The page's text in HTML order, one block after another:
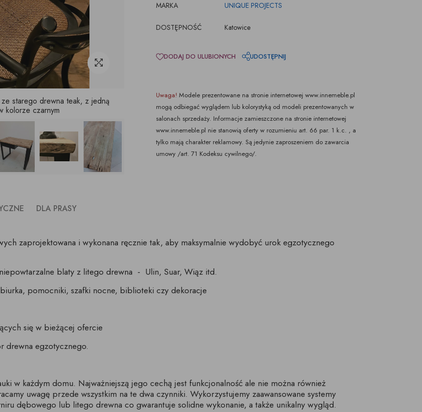
starego drewna teak, z jedną
kolorze czarnym
MARKA
UNIQUE PROJECTS
DOSTĘPNOŚĆ Katowice
DODAJ DO ULUBIONYCH UDOSTĘPNIJ
Uwaga! Modele prezentowane na stronie internetowej www.innemeble.pl
mogą odbiegać wyglądem lub kolorystyką od modeli prezentowanych w
salonach sprzedaży. Informacje zamieszczone na stronie internetowej
www.innemeble.pl nie stanowią oferty w rozumieniu art. 66 par. 1 k.c. , a
tylko mają charakter reklamowy. Są jedynie zaproszeniem do zawarcia
umowy /art. 71 Kodeksu cywilnego/.
DLA PRASY
zaprojektowana i wykonana ręcznie tak, aby maksymalnie wydobyć urok egzotycznego
blaty z litego drewna - Ulin, Suar, Wiąz itd.
pomocniki, szafki nocne, biblioteki czy dekoracje
się w bieżącej ofercie
drewna egzotycznego.
w każdym domu. Najważniejszą jego cechą jest funkcjonalność ale nie można również
uwagę przede wszystkim na te dwa czynniki. Wykorzystujemy zaawansowane systemy
dębowego lub litego drewna co gwarantuje solidne wykonanie, a także unikalny wygląd.